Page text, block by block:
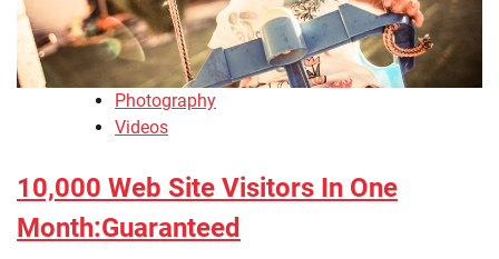
Photography
Videos
10,000 Web Site Visitors In One
Month:Guaranteed